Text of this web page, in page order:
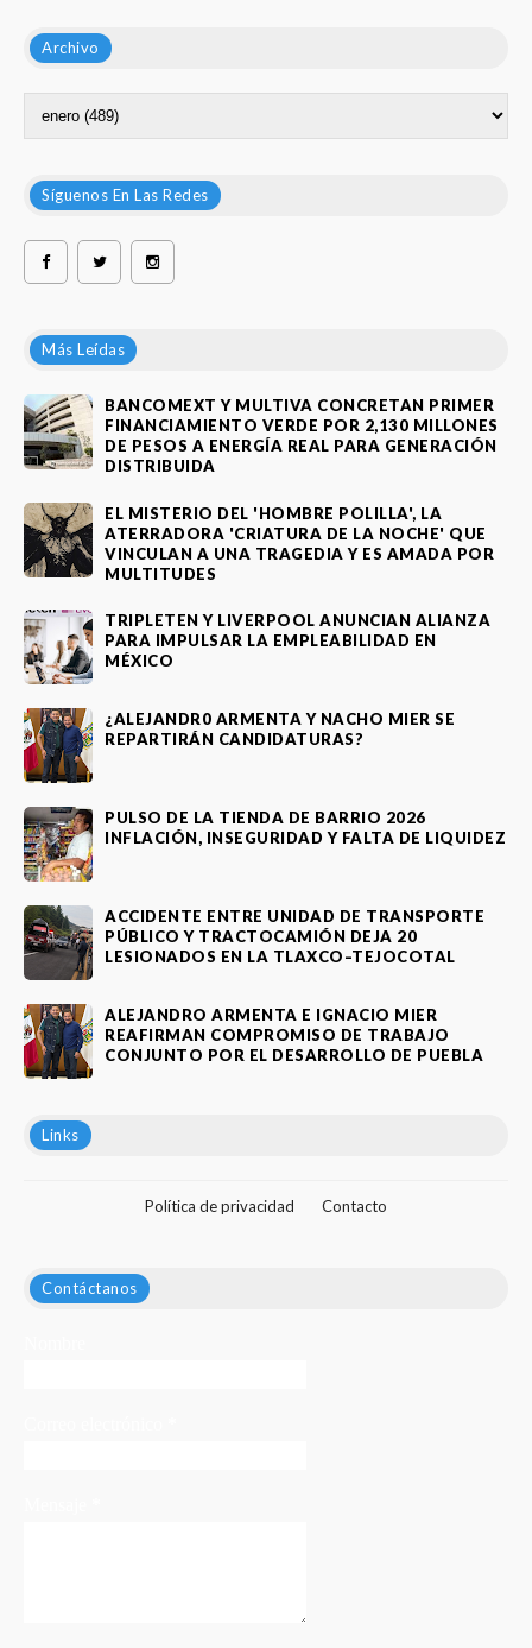
Archivo
Síguenos En Las Redes
Más Leídas
BANCOMEXT Y MULTIVA CONCRETAN PRIMER
FINANCIAMIENTO VERDE POR 2,130 MILLONES
DE PESOS A ENERGÍA REAL PARA GENERACIÓN
DISTRIBUIDA
EL MISTERIO DEL 'HOMBRE POLILLA', LA
ATERRADORA 'CRIATURA DE LA NOCHE' QUE
VINCULAN A UNA TRAGEDIA Y ES AMADA POR
MULTITUDES
TRIPLETEN Y LIVERPOOL ANUNCIAN ALIANZA
PARA IMPULSAR LA EMPLEABILIDAD EN
MÉXICO
¿ALEJANDR0 ARMENTA Y NACHO MIER SE
REPARTIRÁN CANDIDATURAS?
PULSO DE LA TIENDA DE BARRIO 2026
INFLACIÓN, INSEGURIDAD Y FALTA DE LIQUIDEZ
ACCIDENTE ENTRE UNIDAD DE TRANSPORTE
PÚBLICO Y TRACTOCAMIÓN DEJA 20
LESIONADOS EN LA TLAXCO–TEJOCOTAL
ALEJANDRO ARMENTA E IGNACIO MIER
REAFIRMAN COMPROMISO DE TRABAJO
CONJUNTO POR EL DESARROLLO DE PUEBLA
Links
Política de privacidad Contacto
Contáctanos